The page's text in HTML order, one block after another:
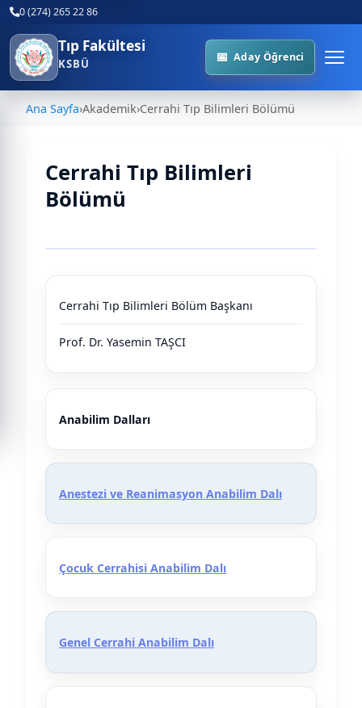
0 (274) 265 22 86
Tıp Fakültesi
KSBÜ Aday Öğrenci
Ana Sayfa›Akademik›Cerrahi Tıp Bilimleri Bölümü
Cerrahi Tıp Bilimleri
Bölümü
Cerrahi Tıp Bilimleri Bölüm Başkanı
Prof. Dr. Yasemin TAŞCI
Anabilim Dalları
Anestezi ve Reanimasyon Anabilim Dalı
Çocuk Cerrahisi Anabilim Dalı
Genel Cerrahi Anabilim Dalı